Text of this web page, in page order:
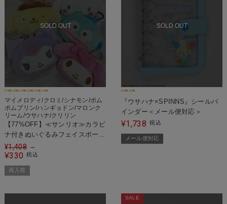
SOLD OUT
マイメロディ/クロミ/シナモン/ポム
ポムプリン/ハンギョドン/マロンク
リーム/ウサハナ/クリリン
【77%OFF】≪サンリオ≫カラビ
ナ付きぬいぐるみフェイスポー
チ/全8種
¥1,408 →
¥330 税込
再入荷
SOLD OUT
『ウサハナ×SPINNS』シールバ
インダー＜メール便対応＞
¥1,738 税込
メール便対応
SALE